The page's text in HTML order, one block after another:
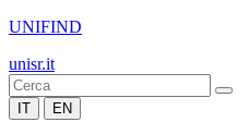
UNIFIND
unisr.it
IT EN